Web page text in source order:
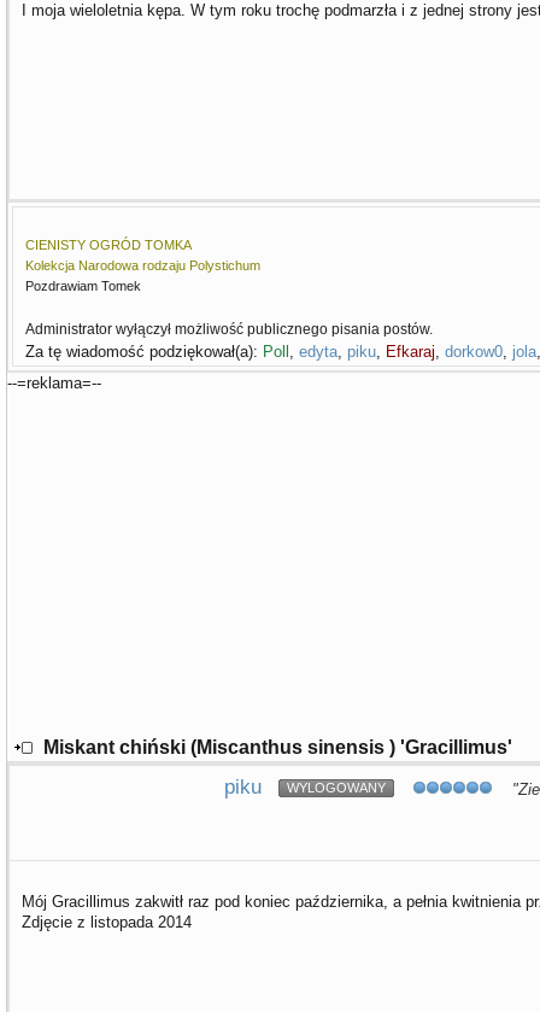
I moja wieloletnia kępa. W tym roku trochę podmarzła i z jednej strony
CIENISTY OGRÓD TOMKA
Kolekcja Narodowa rodzaju Polystichum
Pozdrawiam Tomek
Administrator wyłączył możliwość publicznego pisania postów.
Za tę wiadomość podziękował(a): Poll , edyta, piku, Efkaraj, dorkow0, jola
--=reklama=--
Miskant chiński (Miscanthus sinensis ) 'Gracillimus'
piku WYLOGOWANY
Mój Gracillimus zakwitł raz pod koniec października, a pełnia kwitnienia
Zdjęcie z listopada 2014